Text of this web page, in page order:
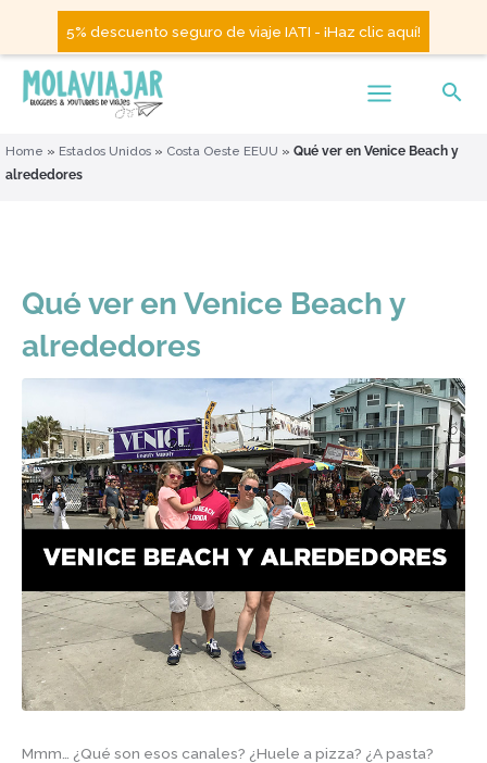
5% descuento seguro de viaje IATI - ¡Haz clic aquí!
Home » Estados Unidos » Costa Oeste EEUU » Qué ver en Venice Beach y
alrededores
Qué ver en Venice Beach y
alrededores
Mmm… ¿Qué son esos canales? ¿Huele a pizza? ¿A pasta?